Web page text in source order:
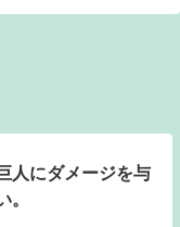
人にダメージを与
。